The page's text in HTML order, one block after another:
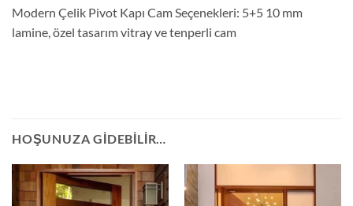
Modern Çelik Pivot Kapı Cam Seçenekleri: 5+5 10 mm
lamine, özel tasarım vitray ve tenperli cam
HOŞUNUZA GIDEBILIR…